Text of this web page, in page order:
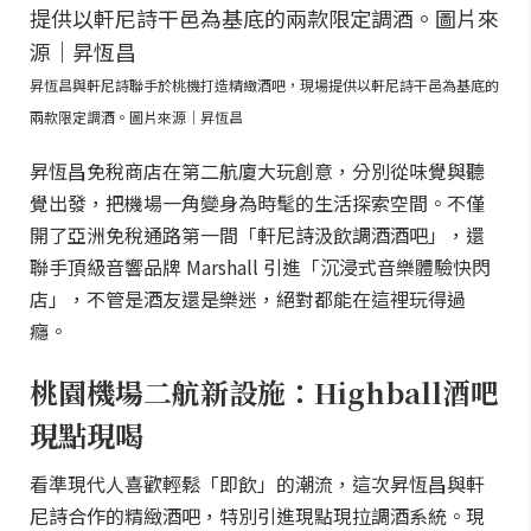
昇恆昌與軒尼詩聯手於桃機打造精緻酒吧，現場提供以軒尼詩干邑為基底的
兩款限定調酒。圖片來源｜昇恆昌
昇恆昌免稅商店在第二航廈大玩創意，分別從味覺與聽
覺出發，把機場一角變身為時髦的生活探索空間。不僅
開了亞洲免稅通路第一間「軒尼詩汲飲調酒酒吧」，還
聯手頂級音響品牌 Marshall 引進「沉浸式音樂體驗快閃
店」，不管是酒友還是樂迷，絕對都能在這裡玩得過
癮。
桃園機場二航新設施：Highball酒吧
現點現喝
看準現代人喜歡輕鬆「即飲」的潮流，這次昇恆昌與軒
尼詩合作的精緻酒吧，特別引進現點現拉調酒系統。現